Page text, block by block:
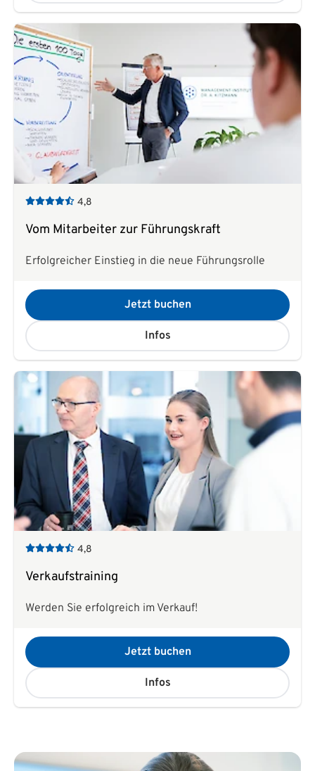
4,8
Vom Mitarbeiter zur Führungskraft
Erfolgreicher Einstieg in die neue Führungsrolle
Jetzt buchen
Infos
4,8
Verkaufstraining
Werden Sie erfolgreich im Verkauf!
Jetzt buchen
Infos